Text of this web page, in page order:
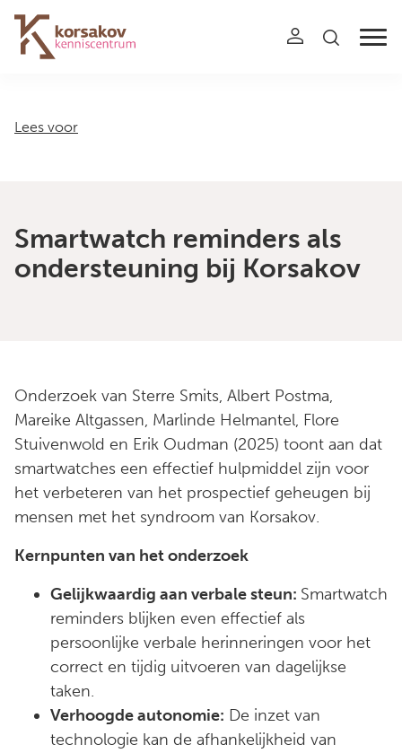
Navigation
Lees voor
Smartwatch reminders als
ondersteuning bij Korsakov
Onderzoek van Sterre Smits, Albert Postma,
Mareike Altgassen, Marlinde Helmantel, Flore
Stuivenwold en Erik Oudman (2025) toont aan dat
smartwatches een effectief hulpmiddel zijn voor
het verbeteren van het prospectief geheugen bij
mensen met het syndroom van Korsakov.
Kernpunten van het onderzoek
Gelijkwaardig aan verbale steun: Smartwatch
reminders blijken even effectief als
persoonlijke verbale herinneringen voor het
correct en tijdig uitvoeren van dagelijkse
taken.
Verhoogde autonomie: De inzet van
technologie kan de afhankelijkheid van